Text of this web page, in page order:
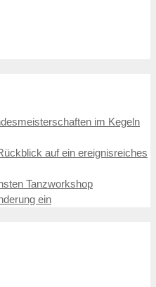
im Kegeln
auf ein ereignisreiches
Tanzworkshop
ein